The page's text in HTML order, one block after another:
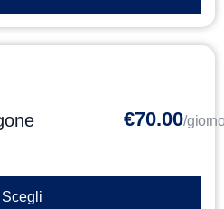
€70.00/
Scegli